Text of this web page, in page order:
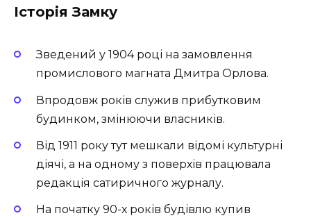
Історія Замку
Зведений у 1904 році на замовлення
промислового магната Дмитра Орлова.
Впродовж років служив прибутковим
будинком, змінюючи власників.
Від 1911 року тут мешкали відомі культурні
діячі, а на одному з поверхів працювала
редакція сатиричного журналу.
На початку 90-х років будівлю купив